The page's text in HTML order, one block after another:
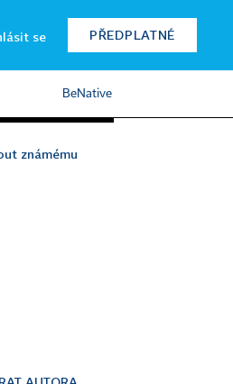
se PŘEDPLATNÉ
BeNative
známému